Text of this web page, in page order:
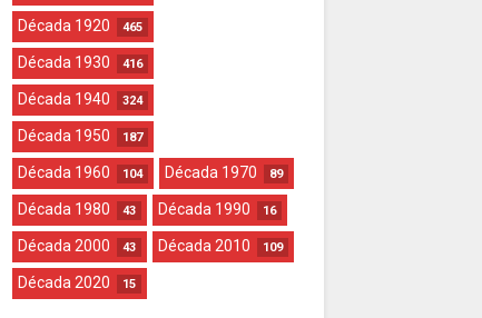
Década 1920 465
Década 1930 416
Década 1940 324
Década 1950 187
Década 1960 104 Década 1970 89
Década 1980 43 Década 1990 16
Década 2000 43 Década 2010 109
Década 2020 15